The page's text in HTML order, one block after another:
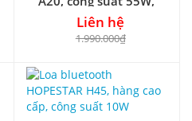
kèm 1 micro
Liên hệ
1.990.000₫